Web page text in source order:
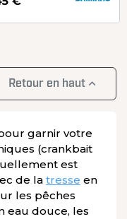
Retour en haut 
garnir votre
(crankbait
est
de la tresse en
les pêches
eau douce, les